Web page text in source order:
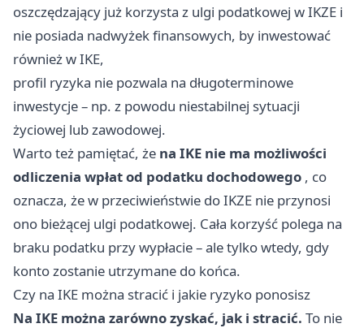
oszczędzający już korzysta z ulgi podatkowej w IKZE i
nie posiada nadwyżek finansowych, by inwestować
również w IKE,
profil ryzyka nie pozwala na długoterminowe
inwestycje – np. z powodu niestabilnej sytuacji
życiowej lub zawodowej.
Warto też pamiętać, że na IKE nie ma możliwości
odliczenia wpłat od podatku dochodowego , co
oznacza, że w przeciwieństwie do IKZE nie przynosi
ono bieżącej ulgi podatkowej. Cała korzyść polega na
braku podatku przy wypłacie – ale tylko wtedy, gdy
konto zostanie utrzymane do końca.
Czy na IKE można stracić i jakie ryzyko ponosisz
Na IKE można zarówno zyskać, jak i stracić. To nie